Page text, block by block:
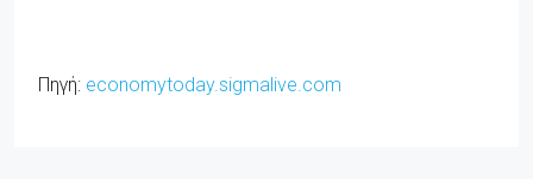
Πηγή: economytoday.sigmalive.com